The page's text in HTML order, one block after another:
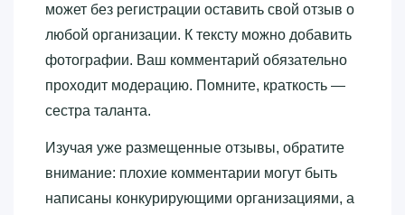
может без регистрации оставить свой отзыв о
любой организации. К тексту можно добавить
фотографии. Ваш комментарий обязательно
проходит модерацию. Помните, краткость —
сестра таланта.
Изучая уже размещенные отзывы, обратите
внимание: плохие комментарии могут быть
написаны конкурирующими организациями, а